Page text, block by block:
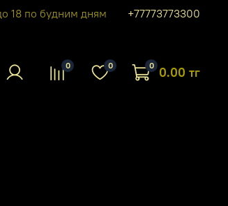
18 по будним дням +77773773300
0 0 0 0.00 тг